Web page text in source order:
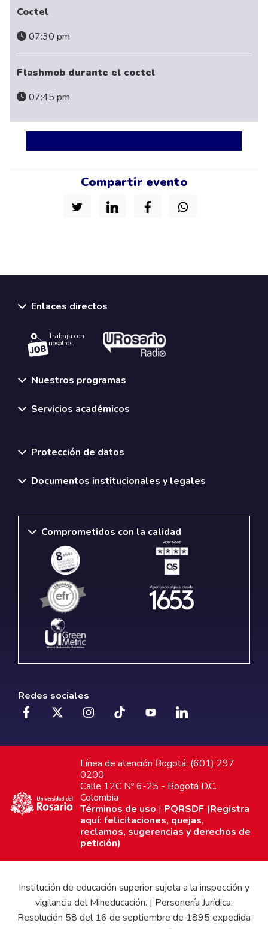
Compartir evento
Coctel
07:30 pm
Flashmob durante el coctel
07:45 pm
Enlaces directos
Trabaja con
nosotros.
Nuestros programas
Servicios académicos
Protección de datos
Documentos institucionales y legales
Comprometidos con la calidad
Redes sociales
Línea de atención Bogotá: (601) 297
0200
Calle 12C Nº 6-25 - Bogotá D.C.
Colombia
Términos de uso | PQRSDF (Registra
aquí: felicitaciones, quejas,
reclamos, sugerencias y derechos de
petición)
Institución de educación superior sujeta a la inspección y
vigilancia del Mineducación. | Personería Jurídica:
Resolución 58 del 16 de septiembre de 1895 expedida